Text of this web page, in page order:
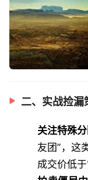
二、实战捡漏
关注特殊
友团”，这
成交价低于